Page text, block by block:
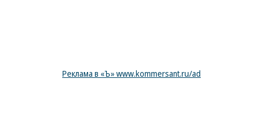
Реклама в «Ъ» www.kommersant.ru/ad